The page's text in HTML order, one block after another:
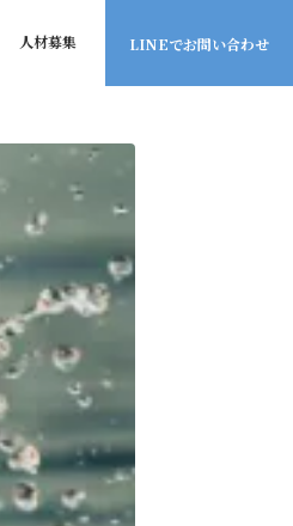
人材募集 LINEでお問い合わせ